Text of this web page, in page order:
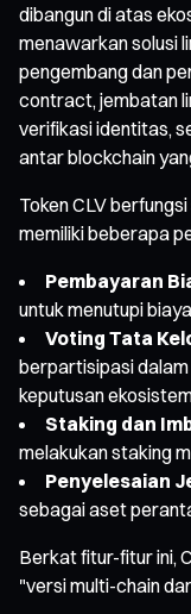
dibangun di atas
menawarkan solusi
pengembang dan
contract, jembatan
verifikasi identitas,
antar blockchain
Token CLV
memiliki beberapa
Pembayaran
untuk menutupi
Voting Tata
berpartisipasi
keputusan
Staking dan
melakukan staking
Penyelesaian
sebagai aset
Berkat fitur-fitur ini,
"versi multi-chain